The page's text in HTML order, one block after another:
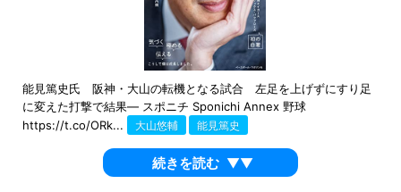
能見篤史氏 阪神・大山の転機となる試合 左足を上げずにすり足
に変えた打撃で結果― スポニチ Sponichi Annex 野球
https://t.co/ORk...
大山悠輔 能見篤史
続きを読む ▼▼